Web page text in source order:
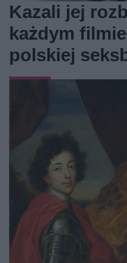
Kazali jej
każdym
polskiej